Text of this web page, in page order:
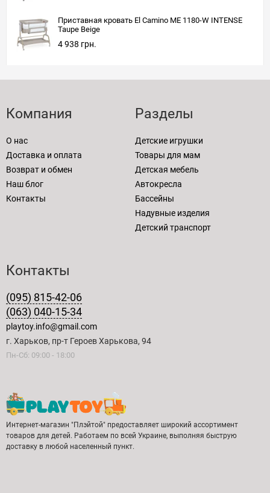
Приставная кровать El Camino ME 1180-W INTENSE
Taupe Beige
4 938 грн.
Компания
О нас
Доставка и оплата
Возврат и обмен
Наш блог
Контакты
Разделы
Детские игрушки
Товары для мам
Детская мебель
Автокресла
Бассейны
Надувные изделия
Детский транспорт
Контакты
(095) 815-42-06
(063) 040-15-34
playtoy.info@gmail.com
г. Харьков, пр-т Героев Харькова, 94
Пн-Сб: 09:00 - 18:00
Интернет-магазин "Плэйтой" предоставляет широкий ассортимент
товаров для детей. Работаем по всей Украине, выполняя быструю
доставку в любой населенный пункт.